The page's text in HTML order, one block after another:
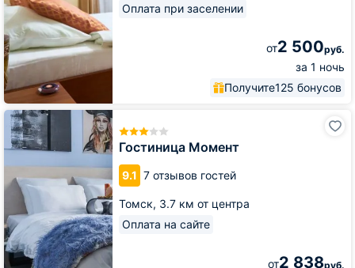
Оплата при заселении
от2 500руб.
за 1 ночь
Получите125 бонусов
Гостиница Момент
9.1 7 отзывов гостей
Томск, 3.7 км от центра
Оплата на сайте
от2 838руб.
Гостиница
Момент